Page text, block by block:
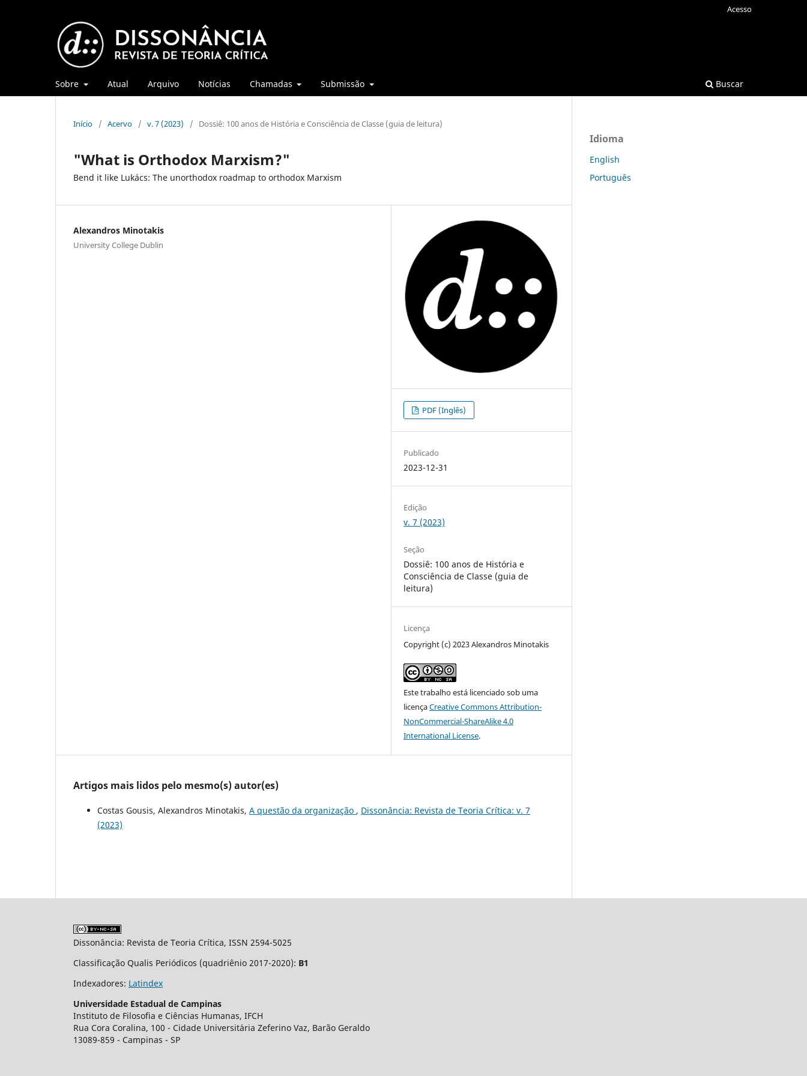
Sobre Atual Arquivo Notícias Chamadas Submissão Buscar
Acesso
Início / Acervo / v. 7 (2023) / Dossiê: 100 anos de História e Consciência de Classe (guia de leitura)
"What is Orthodox Marxism?"
Bend it like Lukács: The unorthodox roadmap to orthodox Marxism
Alexandros Minotakis
University College Dublin
PDF (Inglês)
Publicado
2023-12-31
Edição
v. 7 (2023)
Seção
Dossiê: 100 anos de História e
Consciência de Classe (guia de
leitura)
Licença
Copyright (c) 2023 Alexandros Minotakis
Este trabalho está licenciado sob uma
licençaCreative Commons Attribution-
NonCommercial-ShareAlike 4.0
International License.
Artigos mais lidos pelo mesmo(s) autor(es)
Costas Gousis, Alexandros Minotakis, A questão da organização , Dissonância: Revista de Teoria Crítica: v. 7
(2023)
Idioma
English
Português
Dissonância: Revista de Teoria Crítica, ISSN 2594-5025
Classificação Qualis Periódicos (quadriênio 2017-2020): B1
Indexadores: Latindex
Universidade Estadual de Campinas
Instituto de Filosofia e Ciências Humanas, IFCH
Rua Cora Coralina, 100 - Cidade Universit´aria Zeferino Vaz, Barão Geraldo
13089-859 - Campinas - SP